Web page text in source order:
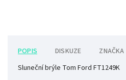
POPIS DISKUZE ZNAČKA
Sluneční brýle Tom Ford FT1249K